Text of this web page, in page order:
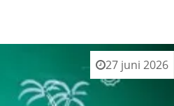
27 juni 2026